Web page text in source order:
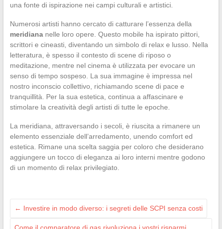
una fonte di ispirazione nei campi culturali e artistici.
Numerosi artisti hanno cercato di catturare l’essenza della
meridiananelle loro opere. Questo mobile ha ispirato pittori,
scrittori e cineasti, diventando un simbolo di relax e lusso. Nella
letteratura, è spesso il contesto di scene di riposo o
meditazione, mentre nel cinema è utilizzata per evocare un
senso di tempo sospeso. La sua immagine è impressa nel
nostro inconscio collettivo, richiamando scene di pace e
tranquillità. Per la sua estetica, continua a affascinare e
stimolare la creatività degli artisti di tutte le epoche.
La meridiana, attraversando i secoli, è riuscita a rimanere un
elemento essenziale dell’arredamento, unendo comfort ed
estetica. Rimane una scelta saggia per coloro che desiderano
aggiungere un tocco di eleganza ai loro interni mentre godono
di un momento di relax privilegiato.
← Investire in modo diverso: i segreti delle SCPI senza costi